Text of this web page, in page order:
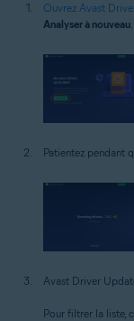
Ouvrez Avast
Analyser à nouveau.
Patientez pendant
Avast Driver
Pour filtrer la liste,